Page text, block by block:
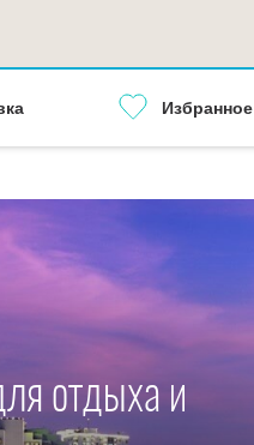
Избранное
отдыха и